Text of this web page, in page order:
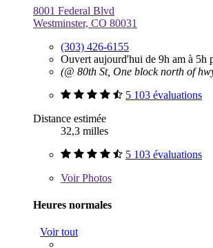
8001 Federal Blvd
Westminster, CO 80031
(303) 426-6155
Ouvert aujourd'hui de 9h am à 5h
(@ 80th St, One block north of
5 103 évaluations
Distance estimée
32,3 milles
5 103 évaluations
VoirPhotos
Heures normales
Voir tout